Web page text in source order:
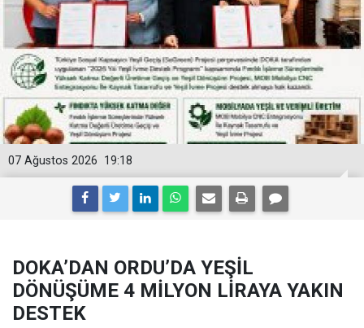
19:18
07 Ağustos 2026
DOKA’DAN ORDU’DA YEŞİL
DÖNÜŞÜME 4 MİLYON LİRAYA YAKIN
DESTEK